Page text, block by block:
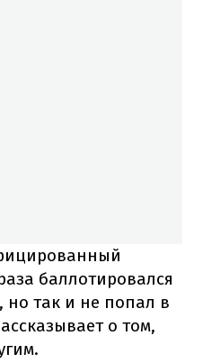
баллотировался
но так и не попал в
о том,